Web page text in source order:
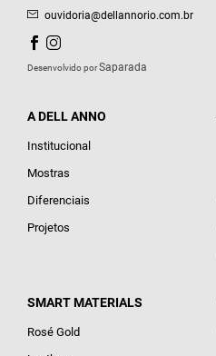
ouvidoria@dellannorio.com.br
Desenvolvido porSaparada
A DELL ANNO
Institucional
Mostras
Diferenciais
Projetos
SMART MATERIALS
Rosé Gold